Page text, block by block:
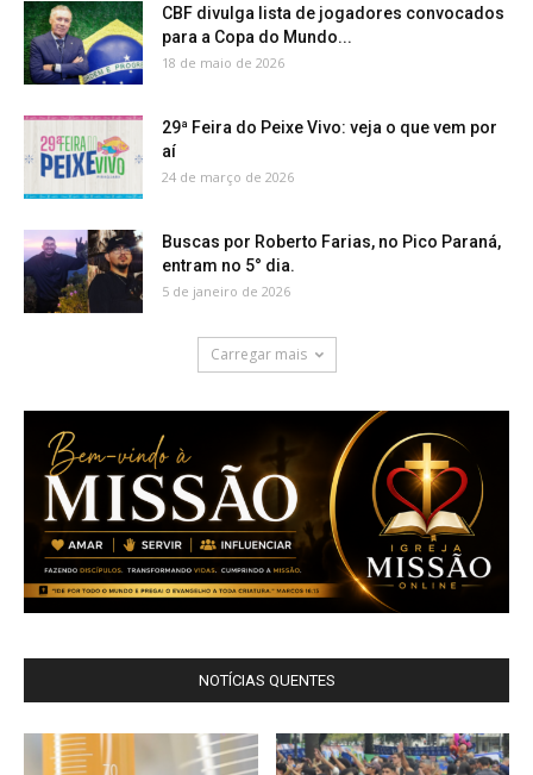
CBF divulga lista de jogadores convocados
para a Copa do Mundo...
18 de maio de 2026
29ª Feira do Peixe Vivo: veja o que vem por
aí
24 de março de 2026
Buscas por Roberto Farias, no Pico Paraná,
entram no 5° dia.
5 de janeiro de 2026
Carregar mais
NOTÍCIAS QUENTES